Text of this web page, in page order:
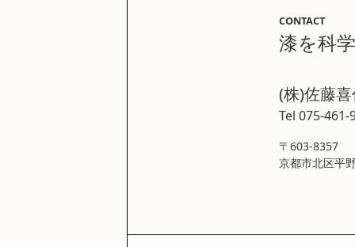
CONTACT
漆を科
(株)佐藤
Tel 075-461-
〒603-8357
京都市北区平